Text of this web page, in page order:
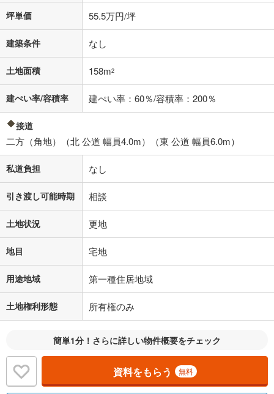
坪単価 55.5万円/坪
建築条件 なし
土地面積 158m2
建ぺい率/容積率 建ぺい率：60％/容積率：200％
接道
二方（角地）（北 公道 幅員4.0m）（東 公道 幅員6.0m）
私道負担 なし
引き渡し可能時期 相談
土地状況 更地
地目 宅地
用途地域 第一種住居地域
土地権利形態 所有権のみ
簡単1分！さらに詳しい物件概要をチェック
資料をもらう 無料